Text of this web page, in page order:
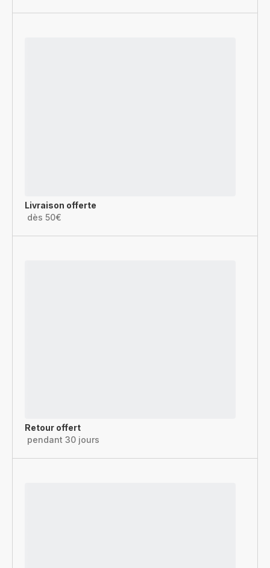
Livraison offerte
dès 50€
Retour offert
pendant 30 jours